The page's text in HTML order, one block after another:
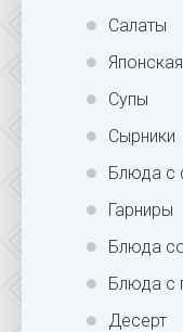
Салаты
Супы
Сырники
Блюда с
Гарниры
Блюда
Блюда с
Десерт